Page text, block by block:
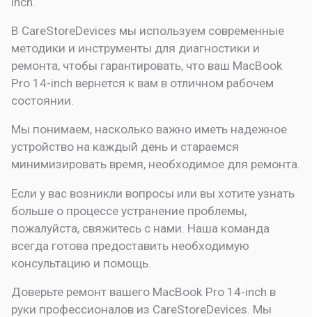
В CareStoreDevices мы используем современные
методики и инструменты для диагностики и
ремонта, чтобы гарантировать, что ваш MacBook
Pro 14-inch вернется к вам в отличном рабочем
состоянии.
Мы понимаем, насколько важно иметь надежное
устройство на каждый день и стараемся
минимизировать время, необходимое для ремонта.
Если у вас возникли вопросы или вы хотите узнать
больше о процессе устранение проблемы,
пожалуйста, свяжитесь с нами. Наша команда
всегда готова предоставить необходимую
консультацию и помощь.
Доверьте ремонт вашего MacBook Pro 14-inch в
руки профессионалов из CareStoreDevices. Мы